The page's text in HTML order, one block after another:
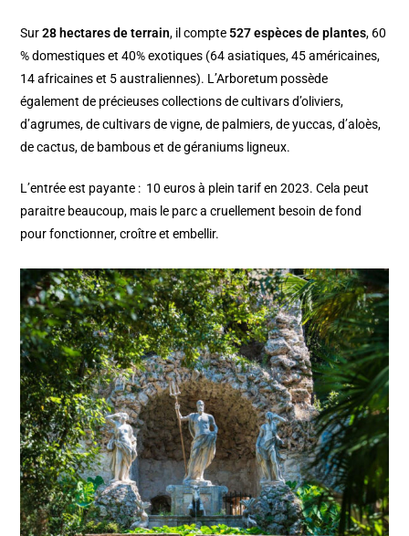
Sur28 hectares de terrain, il compte 527 espèces de plantes, 60
% domestiques et 40% exotiques (64 asiatiques, 45 américaines,
14 africaines et 5 australiennes). L’Arboretum possède
également de précieuses collections de cultivars d’oliviers,
d’agrumes, de cultivars de vigne, de palmiers, de yuccas, d’aloès,
de cactus, de bambous et de géraniums ligneux.
L’entrée est payante : 10 euros à plein tarif en 2023. Cela peut
paraitre beaucoup, mais le parc a cruellement besoin de fond
pour fonctionner, croître et embellir.